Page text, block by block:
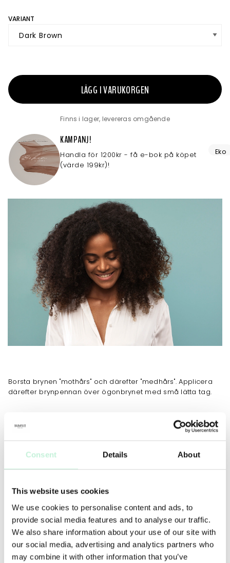
Consent Details About
This website uses cookies
We use cookies to personalise content and ads, to
provide social media features and to analyse our traffic.
We also share information about your use of our site with
our social media, advertising and analytics partners who
may combine it with other information that you’ve
VARIANT
LÄGG I VARUKORGEN
Finns i lager, levereras omgående
KAMPANJ!
Handla för 1200kr - få e-bok på köpet
(värde 199kr)!
Eko
Borsta brynen "mothårs" och därefter "medhårs". Applicera
därefter brynpennan över ögonbrynet med små lätta tag.
ANVÄNDNING MER INFO INGREDIENSER
därefter brynpennan över ögonbrynet med små lätta tag.
Ögon & bryn